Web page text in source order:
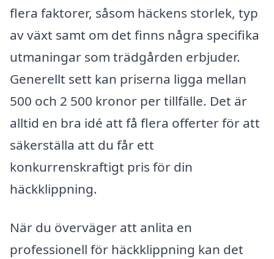
flera faktorer, såsom häckens storlek, typ
av växt samt om det finns några specifika
utmaningar som trädgården erbjuder.
Generellt sett kan priserna ligga mellan
500 och 2 500 kronor per tillfälle. Det är
alltid en bra idé att få flera offerter för att
säkerställa att du får ett
konkurrenskraftigt pris för din
häckklippning.
När du överväger att anlita en
professionell för häckklippning kan det